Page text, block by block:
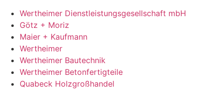
Wertheimer Dienstleistungsgesellschaft mbH
Götz + Moriz
Maier + Kaufmann
Wertheimer
Wertheimer Bautechnik
Wertheimer Betonfertigteile
Quabeck Holzgroßhandel